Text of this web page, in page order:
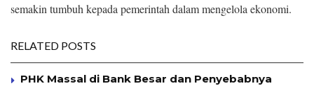
semakin tumbuh kepada pemerintah dalam mengelola ekonomi.
RELATED POSTS
PHK Massal di Bank Besar dan Penyebabnya